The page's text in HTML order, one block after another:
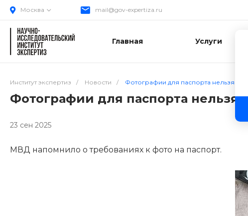
Москва mail@gov-expertiza.ru
Главная Услуги
Институт экспертиз / Новости / Фотографии для паспорта нельзя
Фотографии для паспорта нельзя
23 сен 2025
МВД напомнило о требованиях к фото на паспорт.